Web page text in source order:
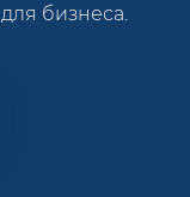
бизнеса.